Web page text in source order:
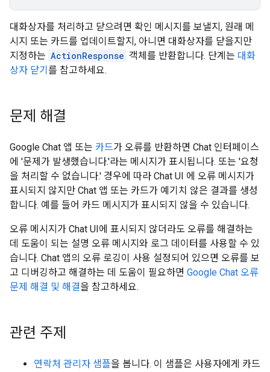
대화상자를 처리하고 닫으려면 확인 메시지를 보낼지, 원래 메
시지 또는 카드를 업데이트할지, 아니면 대화상자를 닫을지만
지정하는 ActionResponse 객체를 반환합니다. 단계는 대화
상자 닫기 를 참고하세요.
문제 해결
Google Chat 앱 또는 카드가 오류를 반환하면 Chat 인터페이스
에 '문제가 발생했습니다.'라는 메시지가 표시됩니다. 또는 '요청
을 처리할 수 없습니다.' 경우에 따라 Chat UI 에 오류 메시지가
표시되지 않지만 Chat 앱 또는 카드가 예기치 않은 결과를 생성
합니다. 예를 들어 카드 메시지가 표시되지 않을 수 있습니다.
오류 메시지가 Chat UI에 표시되지 않더라도 오류를 해결하는
데 도움이 되는 설명 오류 메시지와 로그 데이터를 사용할 수 있
습니다. Chat 앱의 오류 로깅이 사용 설정되어 있으면 오류를 보
고 디버깅하고 해결하는 데 도움이 필요하면 Google Chat 오류
문제 해결 및 해결을 참고하세요.
관련 주제
연락처 관리자 샘플을 봅니다. 이 샘플은 사용자에게 카드